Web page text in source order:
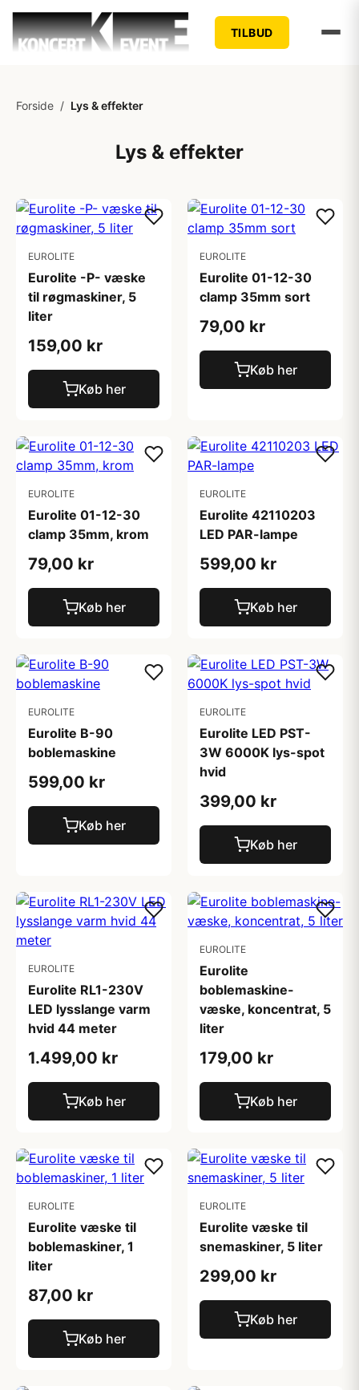
TILBUD
Forside / Lys & effekter
Lys & effekter
EUROLITE
Eurolite -P- væske
til røgmaskiner, 5
liter
159,00 kr
Køb her
EUROLITE
Eurolite 01-12-30
clamp 35mm sort
79,00 kr
Køb her
EUROLITE
Eurolite 01-12-30
clamp 35mm, krom
79,00 kr
Køb her
EUROLITE
Eurolite 42110203
LED PAR-lampe
599,00 kr
Køb her
EUROLITE
Eurolite B-90
boblemaskine
599,00 kr
Køb her
EUROLITE
Eurolite LED PST-
3W 6000K lys-spot
hvid
399,00 kr
Køb her
EUROLITE
Eurolite RL1-230V
LED lysslange varm
hvid 44 meter
1.499,00 kr
Køb her
EUROLITE
Eurolite
boblemaskine-
væske, koncentrat, 5
liter
179,00 kr
Køb her
EUROLITE
Eurolite væske til
boblemaskiner, 1
liter
87,00 kr
Køb her
EUROLITE
Eurolite væske til
snemaskiner, 5 liter
299,00 kr
Køb her